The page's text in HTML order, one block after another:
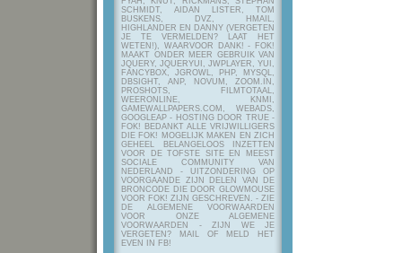
SCHMIDT, AIDAN LISTER, TOM
BUSKENS, DVZ, HMAIL,
HIGHLANDER EN DANNY (VERGETEN
JE TE VERMELDEN? LAAT HET
WETEN!), WAARVOOR DANK! - FOK!
MAAKT ONDER MEER GEBRUIK VAN
JQUERY, JQUERYUI, JWPLAYER, YUI,
FANCYBOX, JGROWL, PHP, MYSQL,
DBSIGHT, ANP, NOVUM, ZOOM.IN,
PROSHOTS, FILMTOTAAL,
WEERONLINE, KNMI,
GAMEWALLPAPERS.COM, WEBADS,
GOOGLEAP - HOSTING DOOR TRUE -
FOK! BEDANKT ALLE VRIJWILLIGERS
DIE FOK! MOGELIJK MAKEN EN ZICH
GEHEEL BELANGELOOS INZETTEN
VOOR DE TOFSTE SITE EN MEEST
SOCIALE COMMUNITY VAN
NEDERLAND - UITZONDERING OP
VOORGAANDE ZIJN DELEN VAN DE
BRONCODE DIE DOOR GLOWMOUSE
VOOR FOK! ZIJN GESCHREVEN. - ZIE
DE ALGEMENE VOORWAARDEN
VOOR ONZE ALGEMENE
VOORWAARDEN - ZIJN WE JE
VERGETEN? MAIL OF MELD HET
EVEN IN FB!